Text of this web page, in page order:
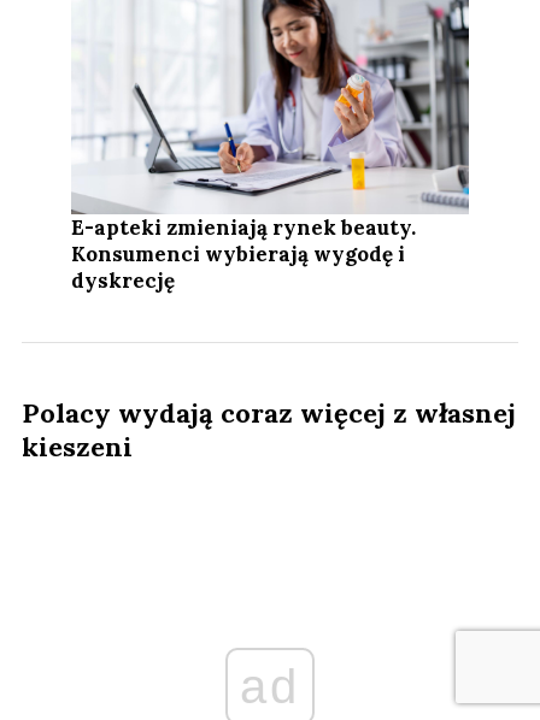
E-apteki zmieniają rynek beauty.
Konsumenci wybierają wygodę i
dyskrecję
Polacy wydają coraz więcej z własnej
kieszeni
ad